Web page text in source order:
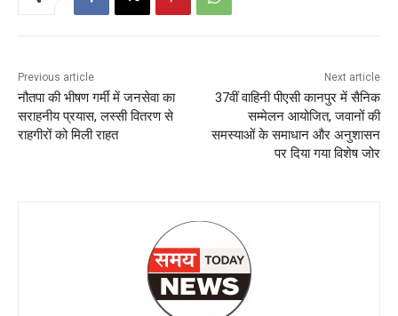
Previous article
नौतपा की भीषण गर्मी में जनसेवा का
सराहनीय प्रयास, लस्सी वितरण से
राहगीरों को मिली राहत
Next article
37वीं वाहिनी पीएसी कानपुर में सैनिक
सम्मेलन आयोजित, जवानों की
समस्याओं के समाधान और अनुशासन
पर दिया गया विशेष जोर